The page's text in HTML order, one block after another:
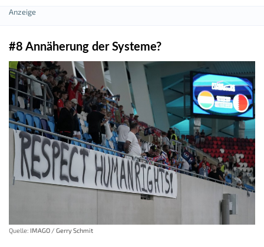
#8 Annäherung der Systeme?
Quelle: IMAGO / Gerry Schmit